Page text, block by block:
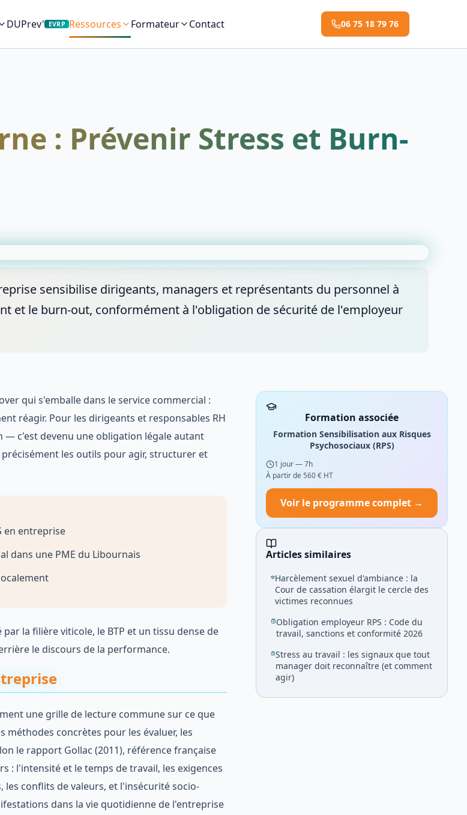
DUPrev' EVRP Ressources Formateur Contact 06 75 18 79 76
: Prévenir Stress et Burn-
sensibilise dirigeants, managers et représentants du personnel à
et le burn-out, conformément à l'obligation de sécurité de l'employeur
qui s'emballe dans le service commercial :
réagir. Pour les dirigeants et responsables RH
— c'est devenu une obligation légale autant
les outils pour agir, structurer et
en entreprise
dans une PME du Libournais
la filière viticole, le BTP et un tissu dense de
le discours de la performance.
une grille de lecture commune sur ce que
concrètes pour les évaluer, les
le rapport Gollac (2011), référence française
: l'intensité et le temps de travail, les exigences
conflits de valeurs, et l'insécurité socio-
dans la vie quotidienne de l'entreprise
Formation associée
Formation Sensibilisation aux Risques
Psychosociaux (RPS)
1 jour — 7h
À partir de 560€ HT
Voir le programme complet →
Articles similaires
Harcèlement sexuel d'ambiance : la
Cour de cassation élargit le cercle des
victimes reconnues
Obligation employeur RPS : Code du
travail, sanctions et conformité 2026
Stress au travail : les signaux que tout
manager doit reconnaître (et comment
agir)